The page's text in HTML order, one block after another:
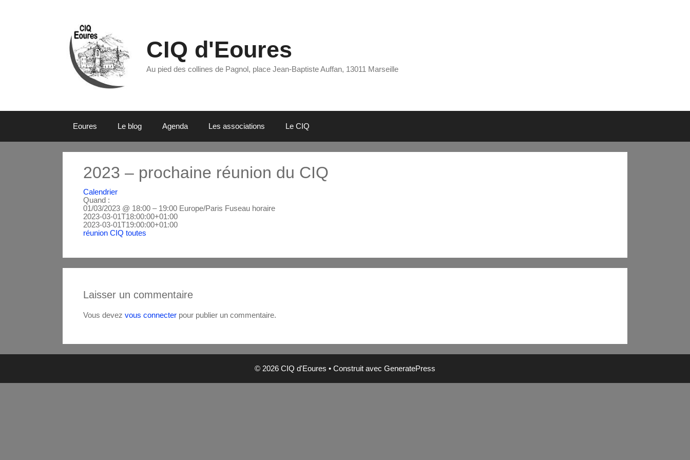
CIQ d'Eoures
Au pied des collines de Pagnol, place Jean-Baptiste Auffan, 13011 Marseille
Eoures Le blog Agenda Les associations Le CIQ
2023 – prochaine réunion du CIQ
Calendrier
Quand :
01/03/2023 @ 18:00 – 19:00 Europe/Paris Fuseau horaire
2023-03-01T18:00:00+01:00
2023-03-01T19:00:00+01:00
réunion CIQ toutes
Laisser un commentaire
Vous devez vous connecter pour publier un commentaire.
© 2026 CIQ d'Eoures • Construit avec GeneratePress